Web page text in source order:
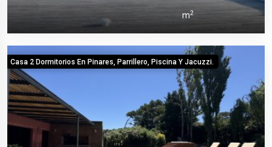
m2
Casa 2 Dormitorios En Pinares, Parrillero, Piscina Y Jacuzzi.